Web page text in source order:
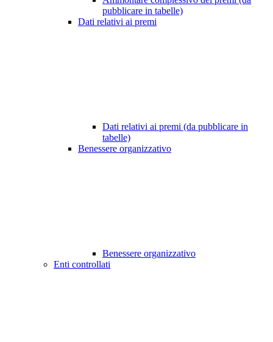
pubblicare in tabelle)
Dati relativi ai premi
Dati relativi ai premi (da pubblicare in
tabelle)
Benessere organizzativo
Benessere organizzativo
Enti controllati